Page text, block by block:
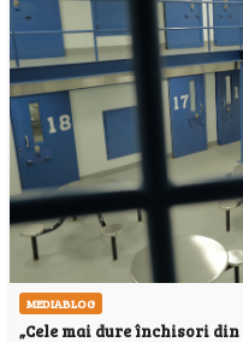
MEDIABLOG
„Cele mai dure închisori din